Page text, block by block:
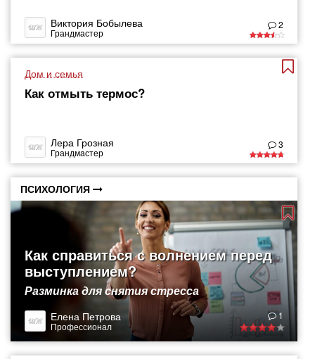
Виктория Бобылева
Грандмастер
2
Дом и семья
Как отмыть термос?
Лера Грозная
Грандмастер
3
ПСИХОЛОГИЯ
Как справиться с волнением перед
выступлением?
Разминка для снятия стресса
Елена Петрова
Профессионал
1